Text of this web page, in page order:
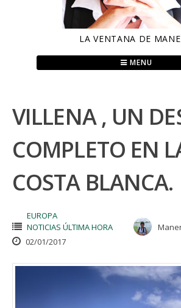
LA VENTANA DE
MENU
VILLENA , UN
COMPLETO EN
COSTA BLANCA.
EUROPA
NOTICIAS ÚLTIMA HORA
02/01/2017